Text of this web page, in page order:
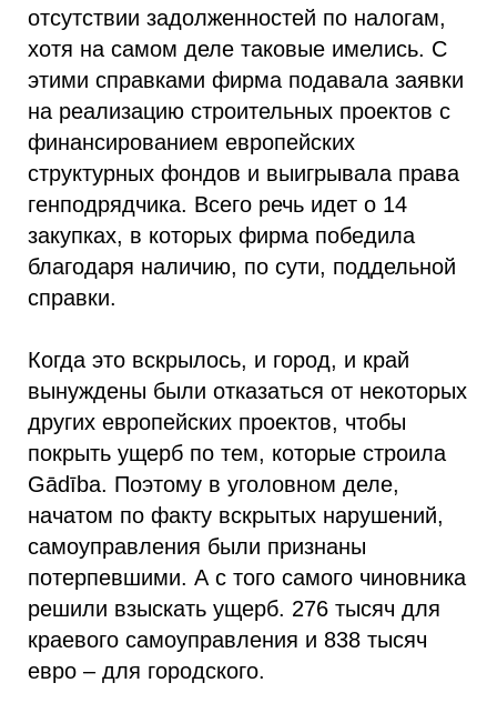
отсутствии задолженностей по налогам,
хотя на самом деле таковые имелись. С
этими справками фирма подавала заявки
на реализацию строительных проектов с
финансированием европейских
структурных фондов и выигрывала права
генподрядчика. Всего речь идет о 14
закупках, в которых фирма победила
благодаря наличию, по сути, поддельной
справки.
Когда это вскрылось, и город, и край
вынуждены были отказаться от некоторых
других европейских проектов, чтобы
покрыть ущерб по тем, которые строила
Gādība. Поэтому в уголовном деле,
начатом по факту вскрытых нарушений,
самоуправления были признаны
потерпевшими. А с того самого чиновника
решили взыскать ущерб. 276 тысяч для
краевого самоуправления и 838 тысяч
евро – для городского.